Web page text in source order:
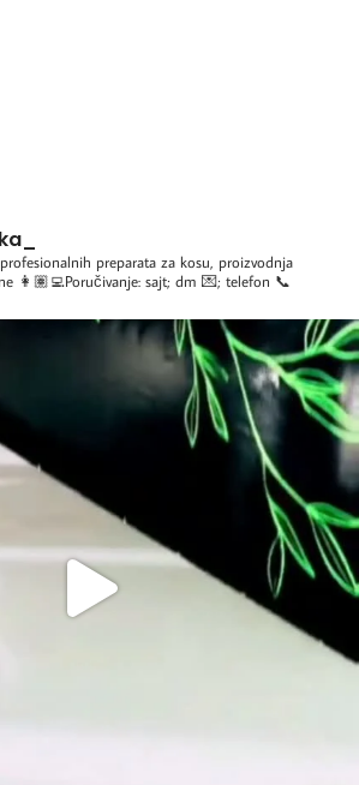
preparata za kosu, proizvodnja
👩🏽‍💻Poručivanje: sajt; dm 💌; telefon 📞